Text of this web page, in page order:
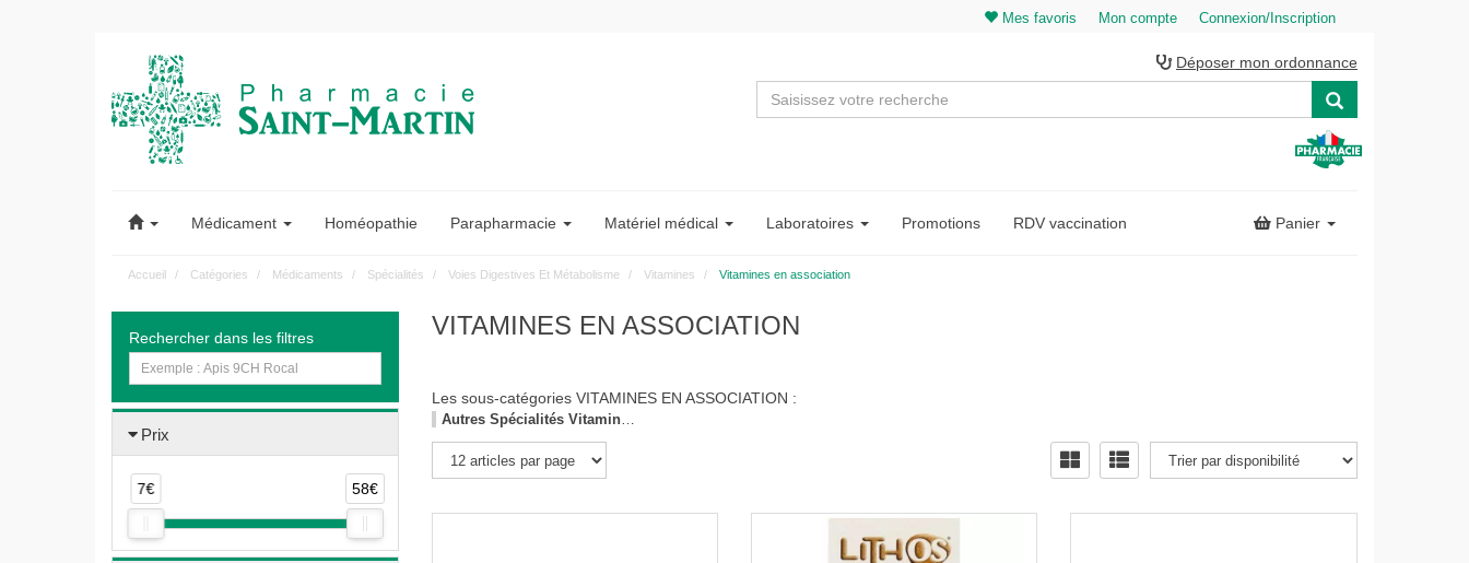
Mes favoris Mon compte Connexion/Inscription
Saint-
Martin
Pharmacie
Saint-
Martin
Amiens
Déposer mon ordonnance
Médicament Homéopathie Parapharmacie Matériel médical Laboratoires Promotions RDV vaccination Panier
Accueil Catégories Médicaments Spécialités Voies Digestives Et Métabolisme Vitamines Vitamines en association
VITAMINES EN ASSOCIATION
Les sous-catégories VITAMINES EN ASSOCIATION :
Autres Spécialités Vitaminiques, Associations
Rechercher dans les filtres
Prix
7€ 58€